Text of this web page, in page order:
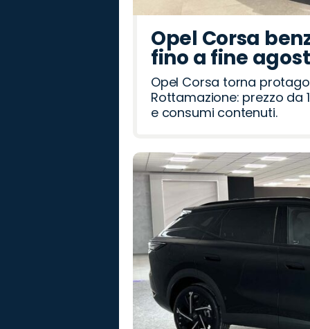
Opel Corsa
fino a fine
Opel Corsa torna
Rottamazione: prezzo da
e consumi contenuti.